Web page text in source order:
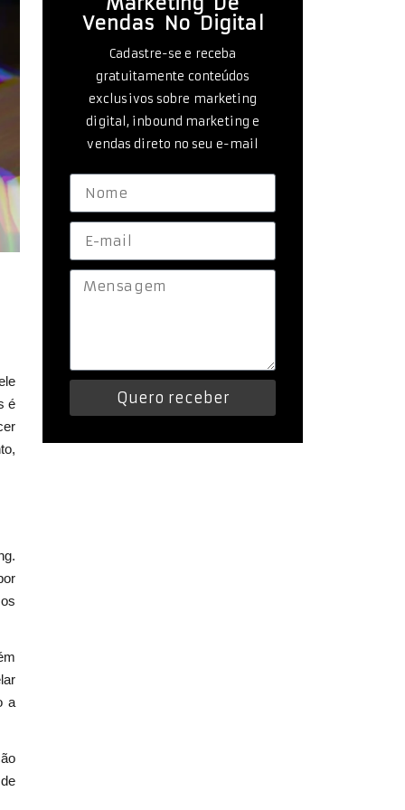
é
a
Vendas No Digital
Cadastre-se e receba
gratuitamente conteúdos
exclusivos sobre marketing
digital, inbound marketing e
vendas direto no seu e-mail
Quero receber